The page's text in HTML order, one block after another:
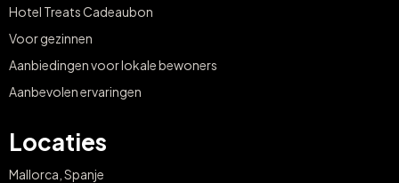
Hotel Treats Cadeaubon
Voor gezinnen
Aanbiedingen voor lokale bewoners
Aanbevolen ervaringen
Locaties
Mallorca, Spanje